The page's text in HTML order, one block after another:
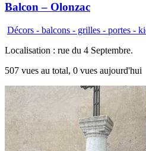
Balcon – Olonzac
Décors - balcons - grilles - portes -
Localisation : rue du 4 Septembre.
507 vues au total, 0 vues aujourd'hui